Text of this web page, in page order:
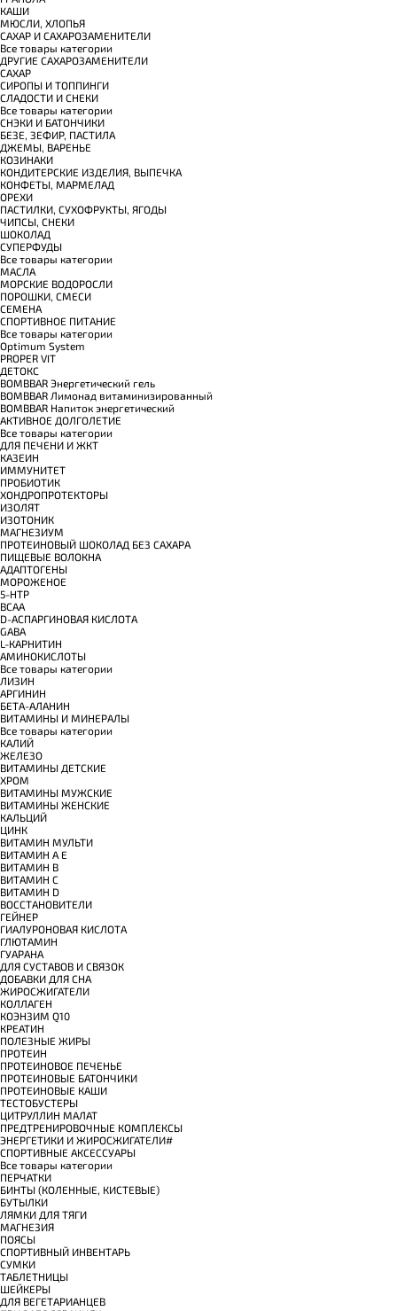
КАШИ
МЮСЛИ, ХЛОПЬЯ
САХАР И САХАРОЗАМЕНИТЕЛИ
Все товары категории
ДРУГИЕ САХАРОЗАМЕНИТЕЛИ
САХАР
СИРОПЫ И ТОППИНГИ
СЛАДОСТИ И СНЕКИ
Все товары категории
СНЭКИ И БАТОНЧИКИ
БЕЗЕ, ЗЕФИР, ПАСТИЛА
ДЖЕМЫ, ВАРЕНЬЕ
КОЗИНАКИ
КОНДИТЕРСКИЕ ИЗДЕЛИЯ, ВЫПЕЧКА
КОНФЕТЫ, МАРМЕЛАД
ОРЕХИ
ПАСТИЛКИ, СУХОФРУКТЫ, ЯГОДЫ
ЧИПСЫ, СНЕКИ
ШОКОЛАД
СУПЕРФУДЫ
Все товары категории
МАСЛА
МОРСКИЕ ВОДОРОСЛИ
ПОРОШКИ, СМЕСИ
СЕМЕНА
СПОРТИВНОЕ ПИТАНИЕ
Все товары категории
Optimum System
PROPER VIT
ДЕТОКС
BOMBBAR Энергетический гель
BOMBBAR Лимонад витаминизированный
BOMBBAR Напиток энергетический
АКТИВНОЕ ДОЛГОЛЕТИЕ
Все товары категории
ДЛЯ ПЕЧЕНИ И ЖКТ
КАЗЕИН
ИММУНИТЕТ
ПРОБИОТИК
ХОНДРОПРОТЕКТОРЫ
ИЗОЛЯТ
ИЗОТОНИК
МАГНЕЗИУМ
ПРОТЕИНОВЫЙ ШОКОЛАД БЕЗ САХАРА
ПИЩЕВЫЕ ВОЛОКНА
АДАПТОГЕНЫ
МОРОЖЕНОЕ
5-HTP
BCAA
D-АСПАРГИНОВАЯ КИСЛОТА
GABA
L-КАРНИТИН
АМИНОКИСЛОТЫ
Все товары категории
ЛИЗИН
АРГИНИН
БЕТА-АЛАНИН
ВИТАМИНЫ И МИНЕРАЛЫ
Все товары категории
КАЛИЙ
ЖЕЛЕЗО
ВИТАМИНЫ ДЕТСКИЕ
ХРОМ
ВИТАМИНЫ МУЖСКИЕ
ВИТАМИНЫ ЖЕНСКИЕ
КАЛЬЦИЙ
ЦИНК
ВИТАМИН МУЛЬТИ
ВИТАМИН A E
ВИТАМИН B
ВИТАМИН C
ВИТАМИН D
ВОССТАНОВИТЕЛИ
ГЕЙНЕР
ГИАЛУРОНОВАЯ КИСЛОТА
ГЛЮТАМИН
ГУАРАНА
ДЛЯ СУСТАВОВ И СВЯЗОК
ДОБАВКИ ДЛЯ СНА
ЖИРОСЖИГАТЕЛИ
КОЛЛАГЕН
КОЭНЗИМ Q10
КРЕАТИН
ПОЛЕЗНЫЕ ЖИРЫ
ПРОТЕИН
ПРОТЕИНОВОЕ ПЕЧЕНЬЕ
ПРОТЕИНОВЫЕ БАТОНЧИКИ
ПРОТЕИНОВЫЕ КАШИ
ТЕСТОБУСТЕРЫ
ЦИТРУЛЛИН МАЛАТ
ПРЕДТРЕНИРОВОЧНЫЕ КОМПЛЕКСЫ
ЭНЕРГЕТИКИ И ЖИРОСЖИГАТЕЛИ#
СПОРТИВНЫЕ АКСЕССУАРЫ
Все товары категории
ПЕРЧАТКИ
БИНТЫ (КОЛЕННЫЕ, КИСТЕВЫЕ)
БУТЫЛКИ
ЛЯМКИ ДЛЯ ТЯГИ
МАГНЕЗИЯ
ПОЯСЫ
СПОРТИВНЫЙ ИНВЕНТАРЬ
СУМКИ
ТАБЛЕТНИЦЫ
ШЕЙКЕРЫ
ДЛЯ ВЕГЕТАРИАНЦЕВ